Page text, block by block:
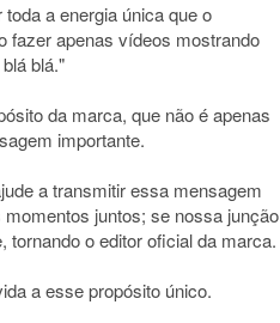
a energia única que o
fazer apenas vídeos mostrando
blá."
da marca, que não é apenas
importante.
a transmitir essa mensagem
juntos; se nossa junção
tornando o editor oficial da marca.
a esse propósito único.